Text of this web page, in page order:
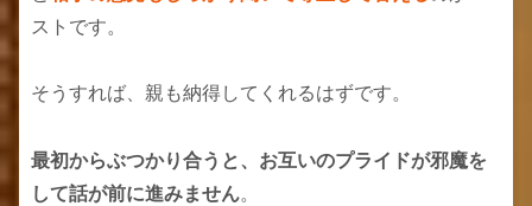
ストです。
そうすれば、親も納得してくれるはずです。
最初からぶつかり合うと、お互いのプライドが邪魔を
して話が前に進みません。